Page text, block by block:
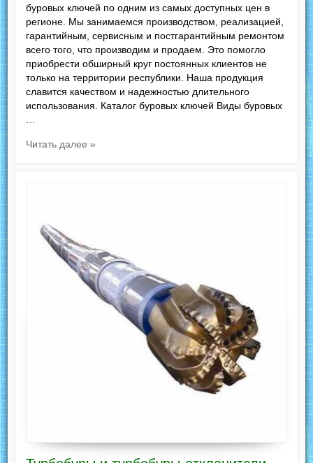
буровых ключей по одним из самых доступных цен в
регионе. Мы занимаемся производством, реализацией,
гарантийным, сервисным и постгарантийным ремонтом
всего того, что производим и продаем. Это помогло
приобрести обширный круг постоянных клиентов не
только на территории республики. Наша продукция
славится качеством и надежностью длительного
использования. Каталог буровых ключей Виды буровых
Читать далее »